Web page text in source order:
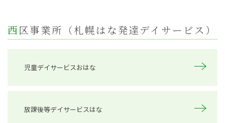
西区事業所（札幌はな発達デイサービス）
児童デイサービスおはな
放課後等デイサービスはな